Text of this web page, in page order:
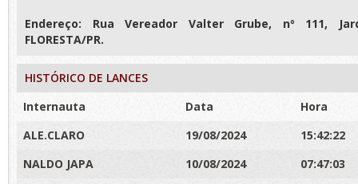
Endereço: Rua Vereador Valter Grube, nº 111,
FLORESTA/PR.
HISTÓRICO DE LANCES
Internauta
Data
Hora
ALE.CLARO
19/08/2024
15:42:22
NALDO JAPA
10/08/2024
07:47:03